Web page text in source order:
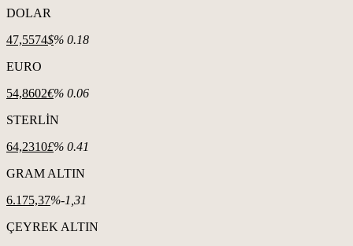
DOLAR
47,5574$% 0.18
EURO
54,8602€% 0.06
STERLİN
64,2310£% 0.41
GRAM ALTIN
6.175,37%-1,31
ÇEYREK ALTIN